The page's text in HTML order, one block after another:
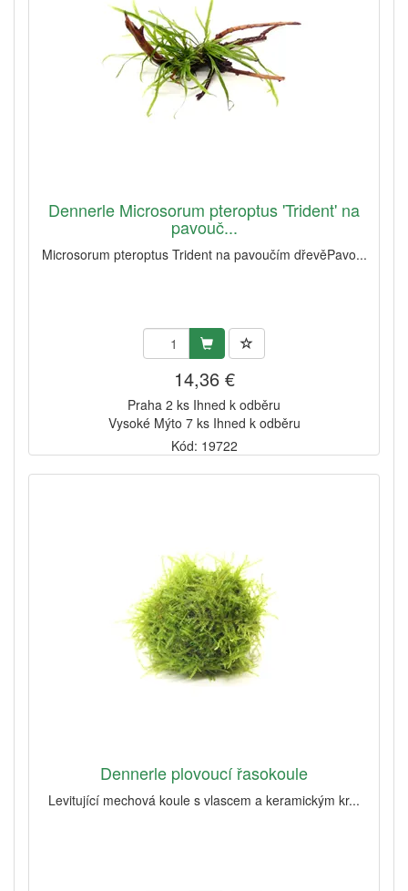
Dennerle Microsorum pteroptus 'Trident' na
pavouč...
Microsorum pteroptus Trident na pavoučím dřevěPavo...
14,36 €
Praha 2 ks Ihned k odběru
Vysoké Mýto 7 ks Ihned k odběru
Kód: 19722
Dennerle plovoucí řasokoule
Levitující mechová koule s vlascem a keramickým kr...